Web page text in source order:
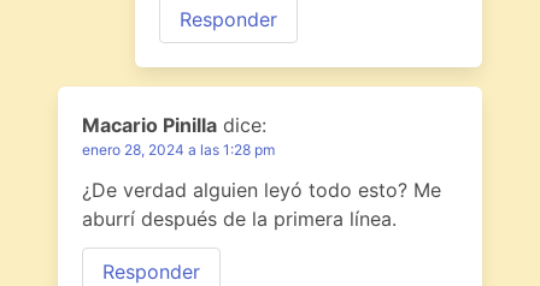
Responder
Macario Pinilla dice:
enero 28, 2024 a las 1:28 pm
¿De verdad alguien leyó todo esto? Me
aburrí después de la primera línea.
Responder